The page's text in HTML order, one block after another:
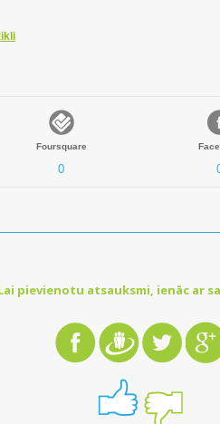
Foursquare
0
pievienotu atsauksmi, ienāc ar